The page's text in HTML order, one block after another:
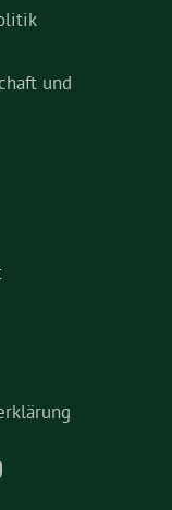
und